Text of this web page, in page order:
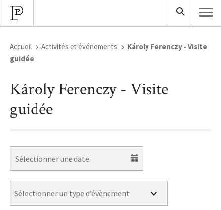
Accueil Activités et événements
Károly Ferenczy - Visite
guidée
Károly Ferenczy - Visite
guidée